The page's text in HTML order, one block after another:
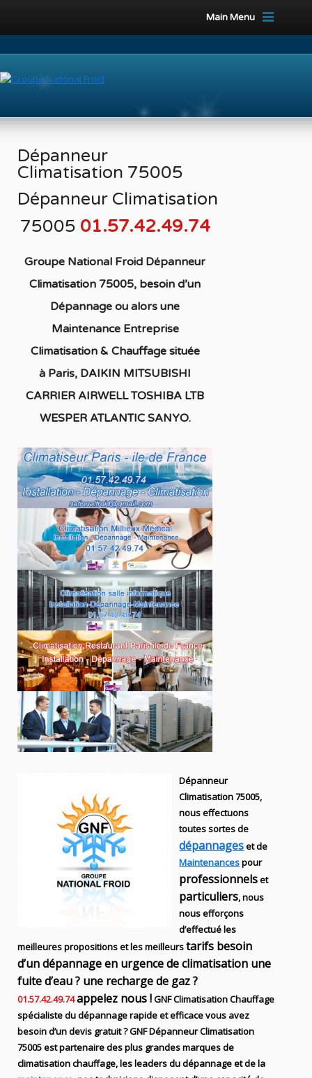
Main Menu
Dépanneur
Climatisation 75005
Dépanneur Climatisation
75005 01.57.42.49.74
Groupe National Froid Dépanneur
Climatisation 75005, besoin d’un
Dépannage ou alors une
Maintenance Entreprise
Climatisation & Chauffage située
à Paris, DAIKIN MITSUBISHI
CARRIER AIRWELL TOSHIBA LTB
WESPER ATLANTIC SANYO.
Dépanneur
Climatisation 75005,
nous effectuons
toutes sortesde
dépannageset de
Maintenancespour
professionnelset
particuliers, nous
nous efforçons
d’effectué les
meilleures propositions et les meilleurstarifs besoin
d’un dépannage en urgence de climatisation une
fuite d’eau ? une recharge de gaz ?
01.57.42.49.74appelez nous !GNFClimatisation Chauffage
spécialiste du dépannage rapide et efficacevous avez
besoin d’un devis gratuit ? GNF DépanneurClimatisation
75005est partenaire des plus grandes marques de
climatisation chauffage, les leadersdu dépannageet dela